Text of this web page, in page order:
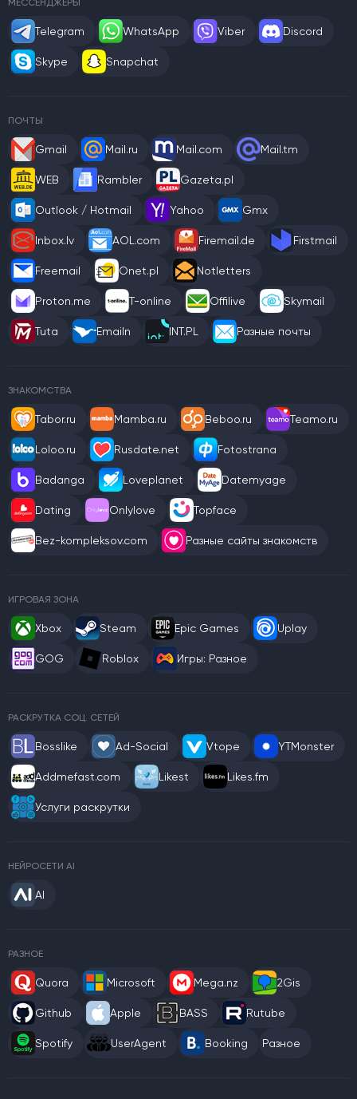
МЕССЕНДЖЕРЫ
Telegram WhatsApp Viber Discord
Skype Snapchat
ПОЧТЫ
Gmail Mail.ru Mail.com Mail.tm
WEB Rambler Gazeta.pl
Outlook / Hotmail Yahoo Gmx
Inbox.lv AOL.com Firemail.de Firstmail
Freemail Onet.pl Notletters
Proton.me T-online Offilive Skymail
Tuta Emailn INT.PL Разные почты
ЗНАКОМСТВА
Tabor.ru Mamba.ru Beboo.ru Teamo.ru
Loloo.ru Rusdate.net Fotostrana
Badanga Loveplanet Datemyage
Dating Onlylove Topface
Bez-kompleksov.com Разные сайты знакомств
ИГРОВАЯ ЗОНА
Xbox Steam Epic Games Uplay
GOG Roblox Игры: Разное
РАСКРУТКА СОЦ. СЕТЕЙ
Bosslike Ad-Social Vtope YTMonster
Addmefast.com Likest Likes.fm
Услуги раскрутки
НЕЙРОСЕТИ AI
AI
РАЗНОЕ
Quora Microsoft Mega.nz 2Gis
Github Apple BASS Rutube
Spotify UserAgent Booking Разное